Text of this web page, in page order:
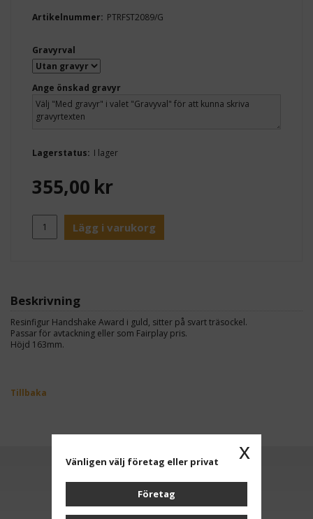
Artikelnummer: PTRFST2089/G
Gravyrval
Ange önskad gravyr
Lagerstatus: I lager
355,00 kr
Lägg i varukorg
Beskrivning
Resinfigur Handshake Award i guld, sitter på svart träsockel.
Passar för avtackning eller som Fairplay pris.
Höjd 163mm.
Tillbaka
Anmäl dig till vårt nyhetsbrev
x
Vänligen välj företag eller privat
Företag